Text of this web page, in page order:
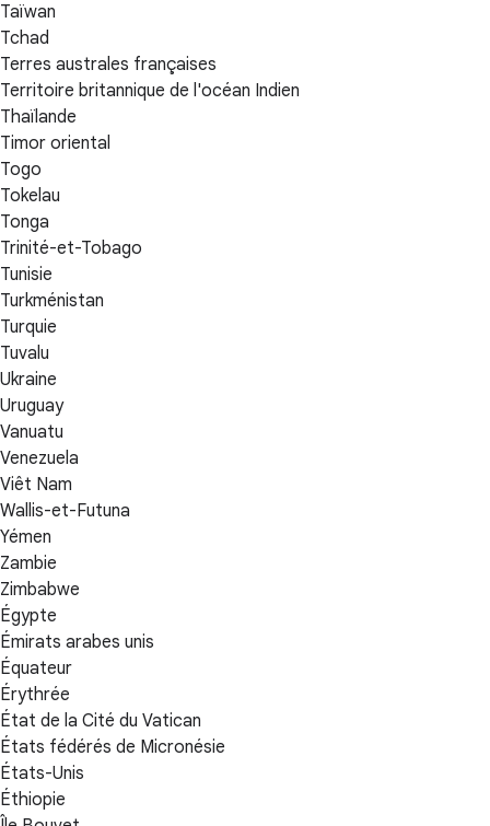
Taïwan
Tchad
Terres australes françaises
Territoire britannique de l'océan Indien
Thaïlande
Timor oriental
Togo
Tokelau
Tonga
Trinité-et-Tobago
Tunisie
Turkménistan
Turquie
Tuvalu
Ukraine
Uruguay
Vanuatu
Venezuela
Viêt Nam
Wallis-et-Futuna
Yémen
Zambie
Zimbabwe
Égypte
Émirats arabes unis
Équateur
Érythrée
État de la Cité du Vatican
États fédérés de Micronésie
États-Unis
Éthiopie